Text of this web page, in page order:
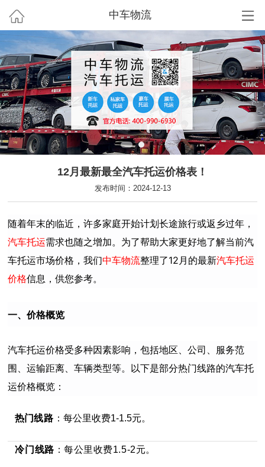
中车物流
12月最新最全汽车托运价格表！
发布时间：2024-12-13
随着年末的临近，许多家庭开始计划长途旅行或返乡过年，
汽车托运需求也随之增加。为了帮助大家更好地了解当前汽
车托运市场价格，我们中车物流整理了12月的最新汽车托运
价格信息，供您参考。
一、价格概览
汽车托运价格受多种因素影响，包括地区、公司、服务范
围、运输距离、车辆类型等。以下是部分热门线路的汽车托
运价格概览：
热门线路 ：每公里收费1-1.5元。
冷门线路 ：每公里收费1.5-2元。